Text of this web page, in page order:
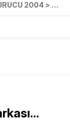
2004 > …